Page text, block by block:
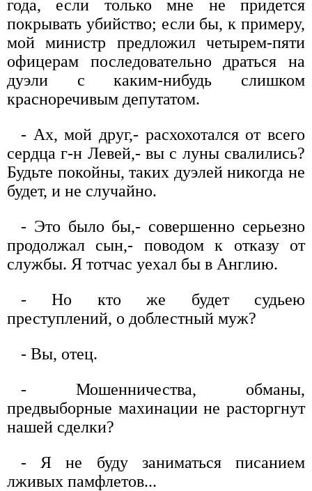
года, если только мне не придется
покрывать убийство; если бы, к примеру,
мой министр предложил четырем-пяти
офицерам последовательно драться на
дуэли с каким-нибудь слишком
красноречивым депутатом.
- Ах, мой друг,- расхохотался от всего
сердца г-н Левей,- вы с луны свалились?
Будьте покойны, таких дуэлей никогда не
будет, и не случайно.
- Это было бы,- совершенно серьезно
продолжал сын,- поводом к отказу от
службы. Я тотчас уехал бы в Англию.
- Но кто же будет судьею
преступлений, о доблестный муж?
- Вы, отец.
- Мошенничества, обманы,
предвыборные махинации не расторгнут
нашей сделки?
- Я не буду заниматься писанием
лживых памфлетов...